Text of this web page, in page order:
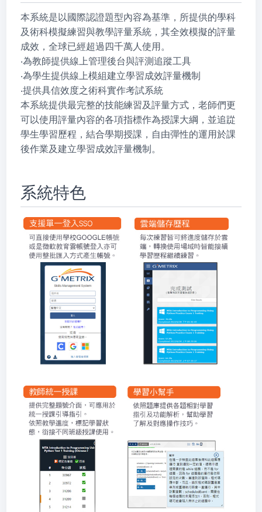
本系統是以國際認證題型內容為基準，所提供的學科
及術科模擬練習與教學評量系統，其全效模擬的評量
成效，全球已經超過四千萬人使用。
‧為教師提供線上管理後台與評測追蹤工具
‧為學生提供線上模組建立學習成效評量機制
‧提供具信效度之術科實作考試系統
本系統提供最完整的技能練習及評量方式，老師們更
可以使用評量內容的各項指標作為授課大綱，並追踨
學生學習歷程，結合學期授課，自由彈性的運用於課
後作業及建立學習成效評量機制。
系統特色